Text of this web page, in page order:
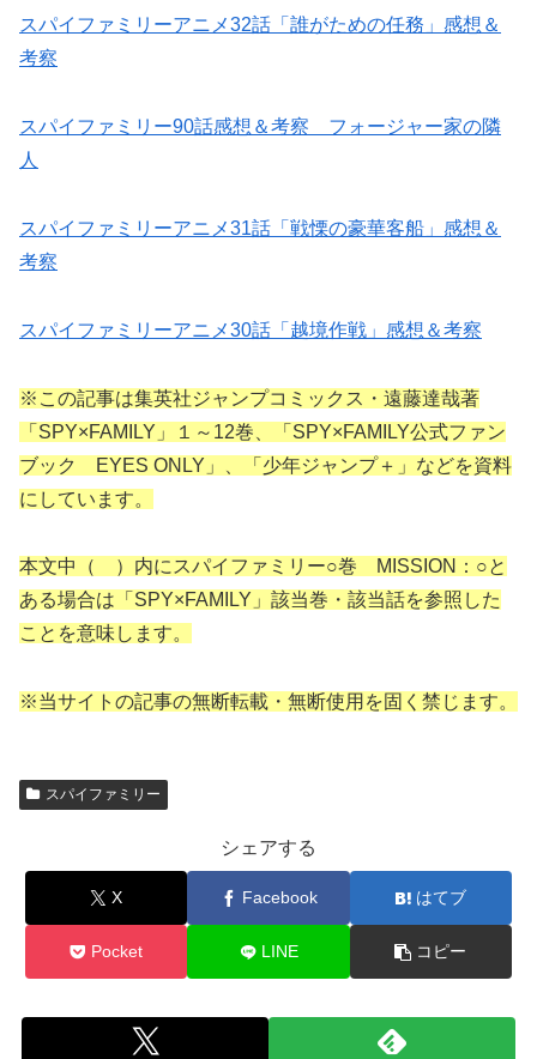
スパイファミリーアニメ32話「誰がための任務」感想＆
考察
スパイファミリー90話感想＆考察 フォージャー家の隣
人
スパイファミリーアニメ31話「戦慄の豪華客船」感想＆
考察
スパイファミリーアニメ30話「越境作戦」感想＆考察
※この記事は集英社ジャンプコミックス・遠藤達哉著
「SPY×FAMILY」１～12巻、「SPY×FAMILY公式ファン
ブック EYES ONLY」、「少年ジャンプ＋」などを資料
にしています。
本文中（ ）内にスパイファミリー○巻 MISSION：○と
ある場合は「SPY×FAMILY」該当巻・該当話を参照した
ことを意味します。
※当サイトの記事の無断転載・無断使用を固く禁じます。
スパイファミリー
シェアする
X Facebook はてブ
Pocket LINE コピー